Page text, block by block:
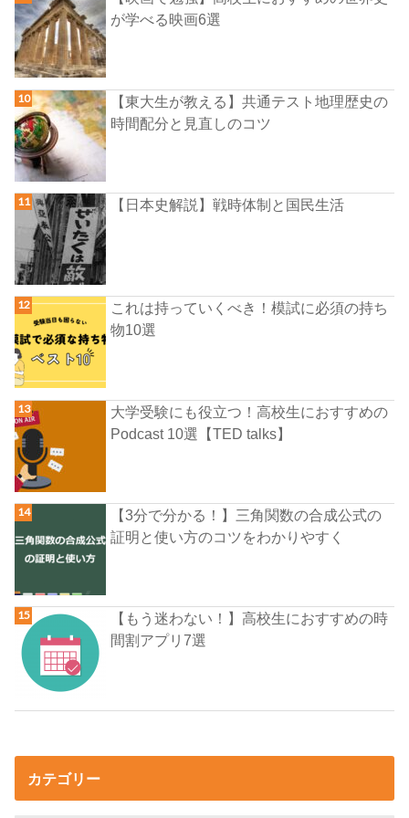
が学べる映画6選
【東大生が教える】共通テスト地理歴史の
時間配分と見直しのコツ
【日本史解説】戦時体制と国民生活
これは持っていくべき！模試に必須の持ち
物10選
大学受験にも役立つ！高校生におすすめの
Podcast 10選【TED talks】
【3分で分かる！】三角関数の合成公式の
証明と使い方のコツをわかりやすく
【もう迷わない！】高校生におすすめの時
間割アプリ7選
カテゴリー